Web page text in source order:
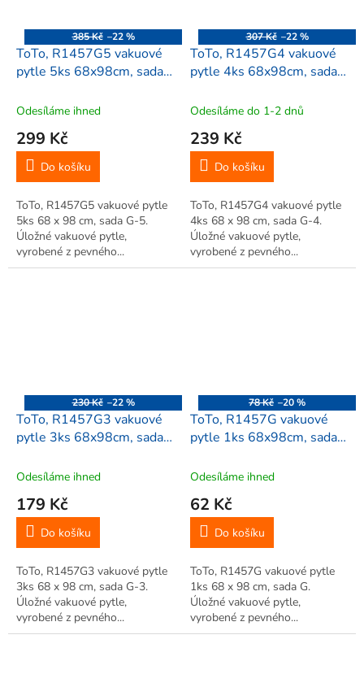
385 Kč –22 %
ToTo, R1457G5 vakuové
pytle 5ks 68x98cm, sada
Odesíláme ihned
299 Kč
Do košíku
ToTo, R1457G5 vakuové pytle
5ks 68 x 98 cm, sada G-5.
Úložné vakuové pytle,
vyrobené z pevného...
307 Kč –22 %
ToTo, R1457G4 vakuové
pytle 4ks 68x98cm, sada
Odesíláme do 1-2 dnů
239 Kč
Do košíku
ToTo, R1457G4 vakuové pytle
4ks 68 x 98 cm, sada G-4.
Úložné vakuové pytle,
vyrobené z pevného...
230 Kč –22 %
ToTo, R1457G3 vakuové
pytle 3ks 68x98cm, sada
Odesíláme ihned
179 Kč
Do košíku
ToTo, R1457G3 vakuové pytle
3ks 68 x 98 cm, sada G-3.
Úložné vakuové pytle,
vyrobené z pevného...
78 Kč –20 %
ToTo, R1457G vakuové
pytle 1ks 68x98cm, sada
Odesíláme ihned
62 Kč
Do košíku
ToTo, R1457G vakuové pytle
1ks 68 x 98 cm, sada G.
Úložné vakuové pytle,
vyrobené z pevného...